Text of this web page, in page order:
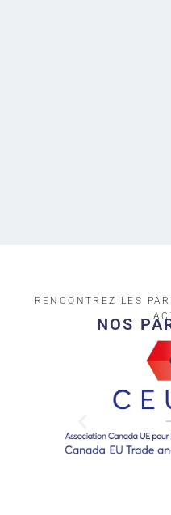
RENCONTREZ LES
NOS